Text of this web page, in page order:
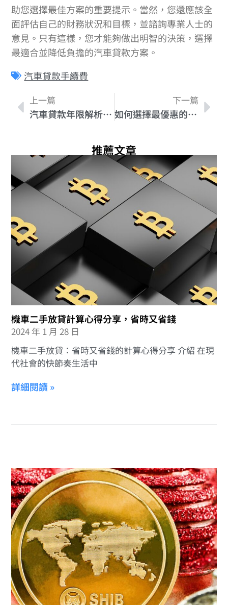
助您選擇最佳方案的重要提示。當然，您還應該全
面評估自己的財務狀況和目標，並諮詢專業人士的
意見。只有這樣，您才能夠做出明智的決策，選擇
最適合並降低負擔的汽車貸款方案。
汽車貸款手續費
上一篇
汽車貸款年限解析：影響您的最佳選擇
下一篇
如何選擇最優惠的車貸方案？解析車貸優惠方案
推薦文章
機車二手放貸計算心得分享，省時又省錢
2024 年 1 月 28 日
機車二手放貸：省時又省錢的計算心得分享 介紹 在現
代社會的快節奏生活中
詳細閱讀 »